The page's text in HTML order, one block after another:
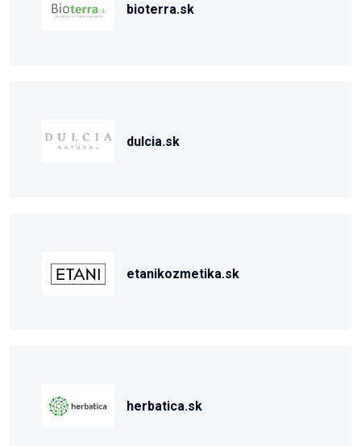
bioterra.sk
dulcia.sk
etanikozmetika.sk
herbatica.sk